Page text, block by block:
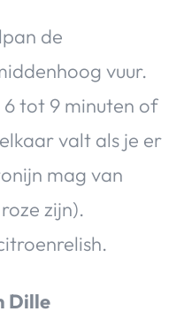
de
vuur.
6 tot 9 minuten of
valt als je er
mag van
zijn).
Dille